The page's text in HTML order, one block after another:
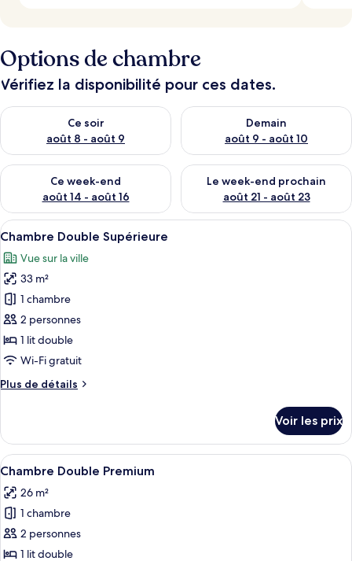
Options de chambre
Vérifiez la disponibilité pour ces dates.
Ce soir
août 8 - août 9
Vérifier la disponibilité pour ce soir août 8 - août 9
Demain
août 9 - août 10
Vérifier la disponibilité pour
Ce week-end
août 14 - août 16
Vérifier la disponibilité pour ce week-end août 14 - août 16
Le week-end prochain
août 21 - août 23
Vérifier la disponibilité pour
Afficher
toutes
les
photos
pour
ce
type
de
chambre :
Chambre
Une chambre d’hôtel avec un
15
Chambre Double Supérieure
Vue sur la ville
33 m²
1 chambre
2 personnes
1 lit double
Wi-Fi gratuit
Plus de détails
Plus
le
type
de
Chambre
Double
Voir les prix
Afficher
toutes
les
photos
pour
ce
Un lit bien fait, agrémenté d’un
12
Chambre Double Premium
26 m²
1 chambre
2 personnes
1 lit double